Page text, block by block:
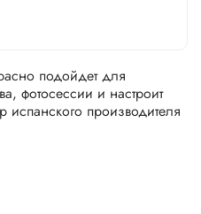
подойдет для
фотосессии и настроит
производителя